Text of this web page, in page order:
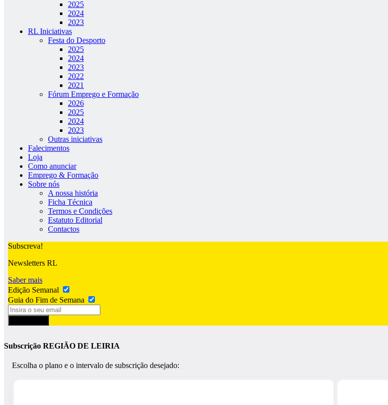
2025
2024
2023
RL Iniciativas
Festa do Desporto
2025
2024
2023
2022
2021
Fórum Emprego e Formação
2026
2025
2024
2023
Outras iniciativas
Falecimentos
Loja
Como anunciar
Emprego & Formação
Sobre nós
A nossa história
Ficha Técnica
Termos e Condições
Estatuto Editorial
Contactos
Subscreva!
Newsletters RL
Saber mais
Edição Semanal
Guia do Fim de Semana
Subscrição REGIÃO DE LEIRIA
Escolha o plano e o intervalo de subscrição desejado: